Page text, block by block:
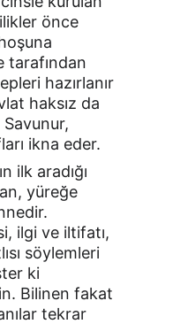
önce
tarafından
hazırlanır
haksız da
Savunur,
ikna eder.
ilk aradığı
yüreğe
ilgi ve iltifatı,
söylemleri
ki
Bilinen fakat
tekrar